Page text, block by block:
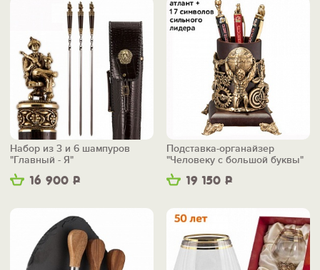
16 900 Р
Набор из 3 и 6 шампуров
"Главный - Я"
19 150 Р
Подставка-органайзер
"Человеку с большой буквы"